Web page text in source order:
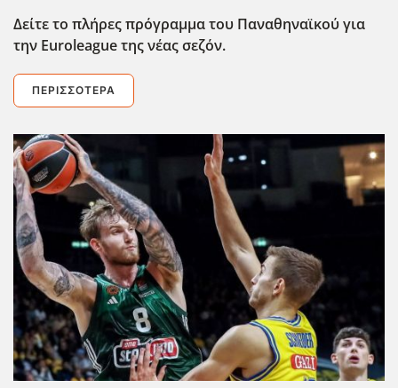
Δείτε το πλήρες πρόγραμμα του Παναθηναϊκού για
την Euroleagueτης νέας σεζόν.
ΠΕΡΙΣΣΌΤΕΡΑ